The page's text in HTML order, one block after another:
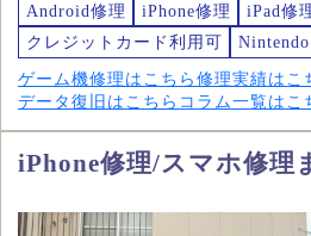
Android修理 iPhone修理
iPad修
クレジットカード利用可
ゲーム機修理はこちら 修理実績はこ
データ復旧はこちら コラム一覧はこ
iPhone修理/スマホ修理